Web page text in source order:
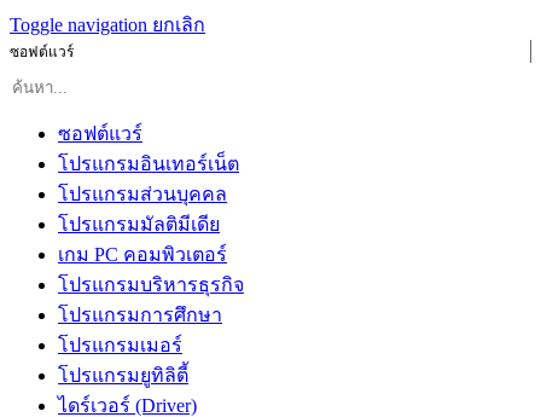
Toggle navigation ยกเลิก
ซอฟต์แวร์
ซอฟต์แวร์
โปรแกรมอินเทอร์เน็ต
โปรแกรมส่วนบุคคล
โปรแกรมมัลติมีเดีย
เกม PC คอมพิวเตอร์
โปรแกรมบริหารธุรกิจ
โปรแกรมการศึกษา
โปรแกรมเมอร์
โปรแกรมยูทิลิตี้
ไดร์เวอร์ (Driver)